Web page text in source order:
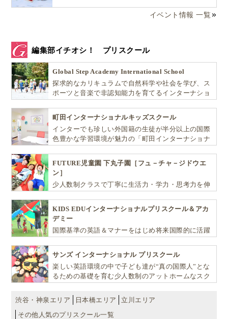
イベント情報 一覧
編集部イチオシ！ プリスクール
Global Step Academy International School
探求的なカリキュラムで自然科学や社会を学び、ス
ポーツと音楽で非認知能力を育てるインターナショ
町田インターナショナルキッズスクール
インターでも珍しい外国籍の生徒が半分以上の国際
色豊かな学習環境が魅力の「町田インターナショナ
FUTURE児童園 下丸子園［フュ－チャ－ジドウエ
ン］
少人数制クラスで丁寧に生活力・学力・思考力を伸
KIDS EDUインターナショナルプリスクール＆アカ
デミー
国際基準の英語＆マナーをはじめ将来国際的に活躍
EDU（キッズ・エデュ）」は幼児から小学生まで一
貫して学べる充実のカリキュラムが魅力です
サンズ インターナショナル プリスクール
楽しい英語環境の中で子ども達が“真の国際人”とな
るための基礎を育む少人数制のアットホームなスク
渋谷・神泉エリア
日本橋エリア
立川エリア
その他人気のプリスクール一覧